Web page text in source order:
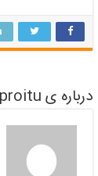
درباره ی ioeproitu